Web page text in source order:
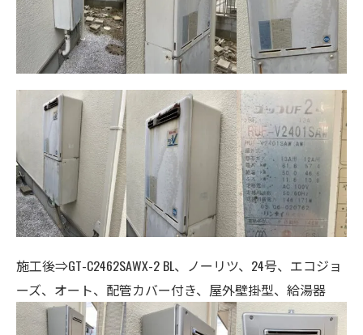
施工後⇒GT-C2462SAWX-2 BL、ノーリツ、24号、エコジョ
ーズ、オート、配管カバー付き、 屋外壁掛型、給湯器